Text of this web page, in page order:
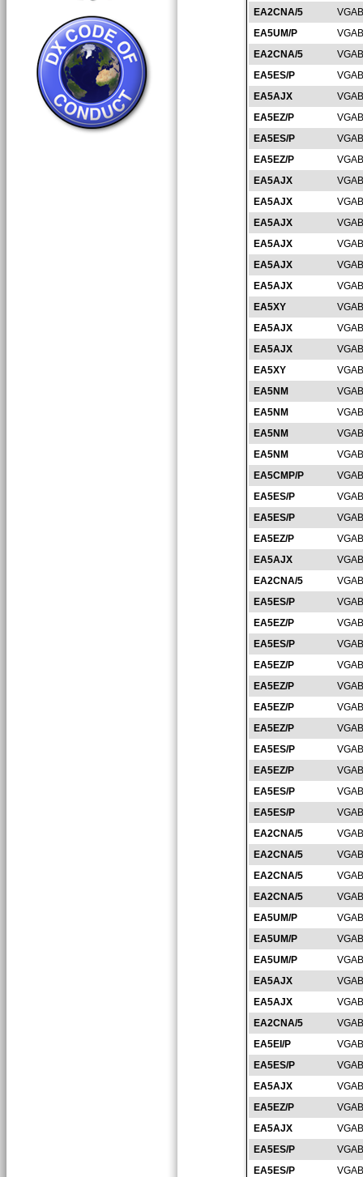
EA2CNA/5
EA5UM/P
EA2CNA/5
EA5ES/P
EA5AJX
EA5EZ/P
EA5ES/P
EA5EZ/P
EA5AJX
EA5AJX
EA5AJX
EA5AJX
EA5AJX
EA5AJX
EA5XY
EA5AJX
EA5AJX
EA5XY
EA5NM
EA5NM
EA5NM
EA5NM
EA5CMP/P
EA5ES/P
EA5ES/P
EA5EZ/P
EA5AJX
EA2CNA/5
EA5ES/P
EA5EZ/P
EA5ES/P
EA5EZ/P
EA5EZ/P
EA5EZ/P
EA5EZ/P
EA5ES/P
EA5EZ/P
EA5ES/P
EA5ES/P
EA2CNA/5
EA2CNA/5
EA2CNA/5
EA2CNA/5
EA5UM/P
EA5UM/P
EA5UM/P
EA5AJX
EA5AJX
EA2CNA/5
EA5EI/P
EA5ES/P
EA5AJX
EA5EZ/P
EA5AJX
EA5ES/P
EA5ES/P